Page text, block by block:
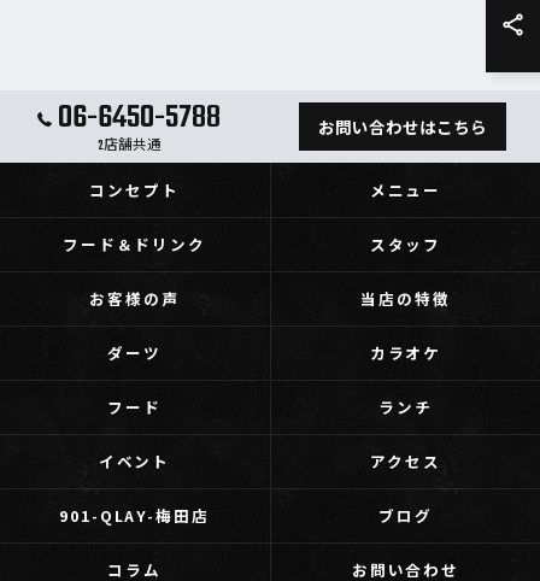
06-6450-5788
2店舗共通
お問い合わせはこちら
コンセプト メニュー
フード＆ドリンク スタッフ
お客様の声 当店の特徴
ダーツ カラオケ
フード ランチ
イベント アクセス
901-QLAY-梅田店 ブログ
コラム お問い合わせ